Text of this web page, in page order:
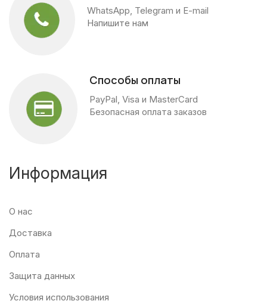
WhatsApp, Telegram и E-mail
Напишите нам
Способы оплаты
PayPal, Visa и MasterCard
Безопасная оплата заказов
Информация
О нас
Доставка
Оплата
Защита данных
Условия использования